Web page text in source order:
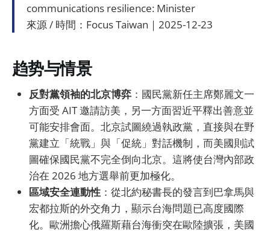
communications resilience: Minister
來源 / 時間：Focus Taiwan｜2025-12-23
趋势与情景
反對黨領袖的北京博弈 ：國民黨新任主席鄭麗文一
方面受 AIT 邀請訪美，另一方面習近平釋出善意並
可能安排會面。北京試圖繞過執政黨，直接與在野
黨建立「統戰」與「促統」對話機制，而美國則試
圖確保國民黨不完全倒向北京。這將使台灣內部政
治在 2026 地方選舉前更加極化。
區域安全連動性 ：從北約秘書長的發言到巴拿馬與
宏都拉斯的外交角力，顯示台海問題已高度國際
化。歐洲擔心俄羅斯藉台海衝突在歐陸擴張，美國